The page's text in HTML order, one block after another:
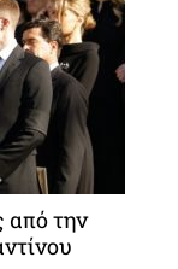
από την